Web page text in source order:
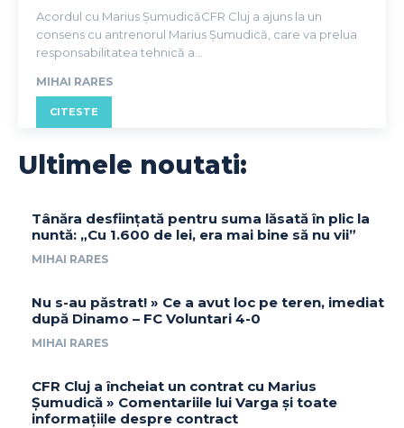
Acordul cu Marius ȘumudicăCFR Cluj a ajuns la un
consens cu antrenorul Marius Șumudică, care va prelua
responsabilitatea tehnică a...
MIHAI RARES
CITESTE
Ultimele noutati:
Tânăra desființată pentru suma lăsată în plic la
nuntă: „Cu 1.600 de lei, era mai bine să nu vii”
MIHAI RARES
Nu s-au păstrat! » Ce a avut loc pe teren, imediat
după Dinamo – FC Voluntari 4-0
MIHAI RARES
CFR Cluj a încheiat un contrat cu Marius
Șumudică » Comentariile lui Varga și toate
informațiile despre contract